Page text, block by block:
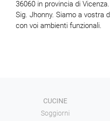
36060 in provincia di
Sig. Jhonny. Siamo a vostra
con voi ambienti funzionali.
CUCINE
Soggiorni